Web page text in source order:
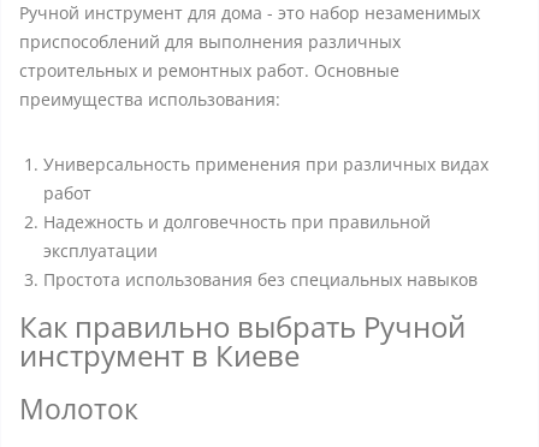
Ручной инструмент для дома - это набор незаменимых
приспособлений для выполнения различных
строительных и ремонтных работ. Основные
преимущества использования:
Универсальность применения при различных видах
работ
Надежность и долговечность при правильной
эксплуатации
Простота использования без специальных навыков
Как правильно выбрать Ручной
инструмент в Киеве
Молоток